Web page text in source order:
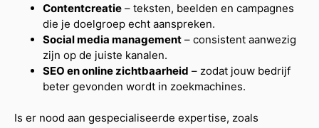
Contentcreatie – teksten, beelden en campagnes
die je doelgroep echt aanspreken.
Social media management – consistent aanwezig
zijn op de juiste kanalen.
SEO en online zichtbaarheid – zodat jouw bedrijf
beter gevonden wordt in zoekmachines.
Is er nood aan gespecialiseerde expertise, zoals